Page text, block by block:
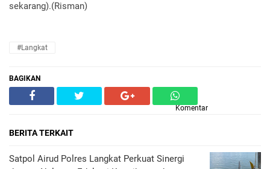
sekarang).(Risman)
#Langkat
BAGIKAN
Komentar
BERITA TERKAIT
Satpol Airud Polres Langkat Perkuat Sinergi